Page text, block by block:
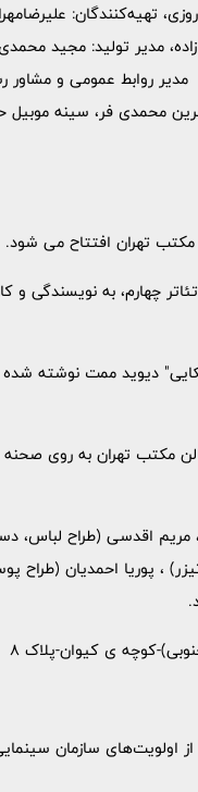
تهیه‌کنندگان:
مدیر تولید: مجید
مدیر روابط عمومی و
محمدی فر، سینه
تهران افتتاح می شود.
دیوید ممت نوشته
که هر شب به جز شنبهها ساعت 20:30 در
اقدسی (طراح لباس،
، پوریا احمدیان (طراح
کوچه ی کیوان-پلاک 8
سازمان